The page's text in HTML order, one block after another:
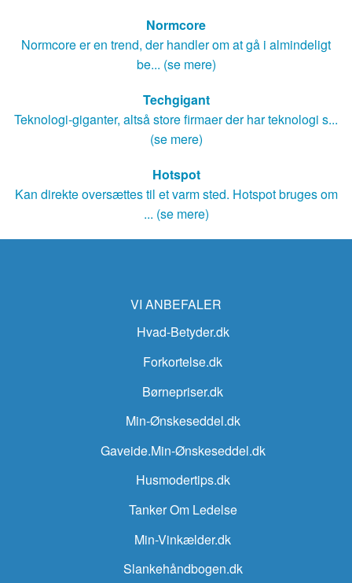
Normcore
Normcore er en trend, der handler om at gå i almindeligt
be... (se mere)
Techgigant
Teknologi-giganter, altså store firmaer der har teknologi s...
(se mere)
Hotspot
Kan direkte oversættes til et varm sted. Hotspot bruges om
... (se mere)
VI ANBEFALER
Hvad-Betyder.dk
Forkortelse.dk
Børnepriser.dk
Min-Ønskeseddel.dk
Gaveide.Min-Ønskeseddel.dk
Husmodertips.dk
Tanker Om Ledelse
Min-Vinkælder.dk
Slankehåndbogen.dk